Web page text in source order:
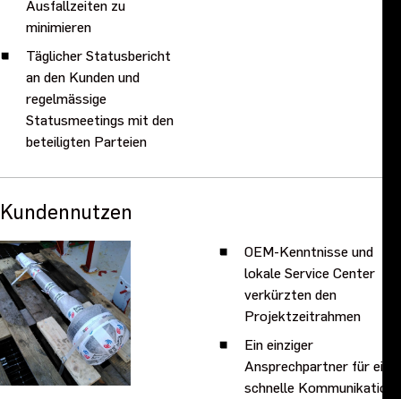
Ausfallzeiten zu
minimieren
Täglicher Statusbericht
an den Kunden und
regelmässige
Statusmeetings mit den
beteiligten Parteien
Kundennutzen
OEM-Kenntnisse und
lokale Service Center
verkürzten den
Projektzeitrahmen
Ein einziger
Ansprechpartner für eine
schnelle Kommunikation